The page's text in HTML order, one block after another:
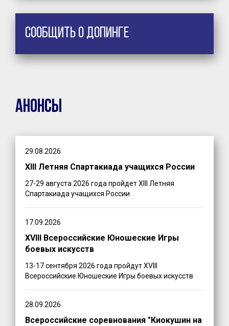
Сообщить о допинге
Анонсы
29.08.2026
XIII Летняя Спартакиада учащихся России
27-29 августа 2026 года пройдет XIII Летняя
Спартакиада учащихся России
17.09.2026
XVIII Всероссийские Юношеские Игры
боевых искусств
13-17 сентября 2026 года пройдут XVIII
Всероссийские Юношеские Игры боевых искусств
28.09.2026
Всероссийские соревнования "Киокушин на